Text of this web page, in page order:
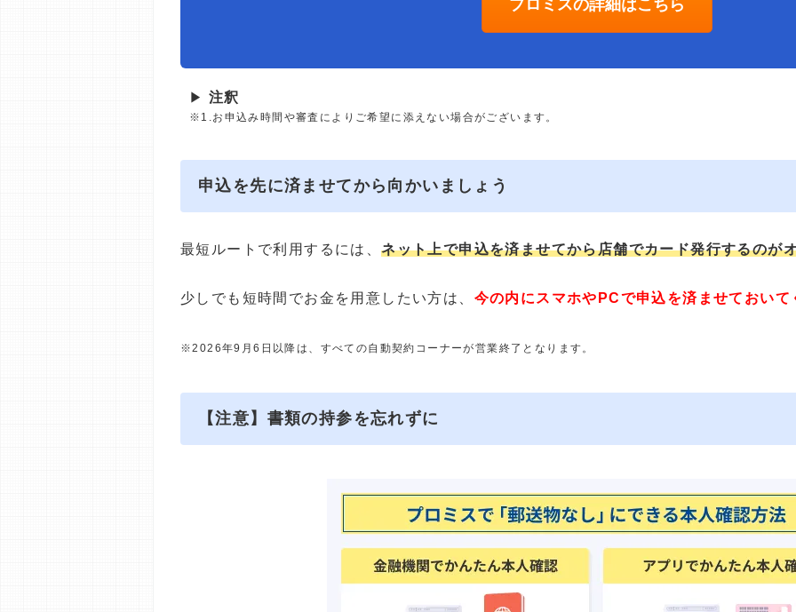
プロミスの詳細はこちら
▶ 注釈
※1.お申込み時間や審査によりご希望に添えない場合がございます。
申込を先に済ませてから向かいましょう
最短ルートで利用するには、ネット上で申込を済ませてから店舗でカード発行するのが
少しでも短時間でお金を用意したい方は、 今の内にスマホやPCで申込を済ませておいて
※2026年9月6日以降は、すべての自動契約コーナーが営業終了となります。
【注意】書類の持参を忘れずに